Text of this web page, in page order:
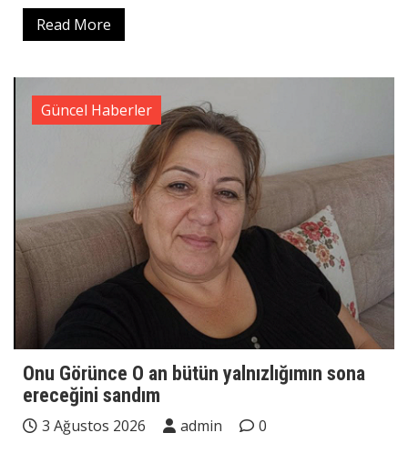
Read More
Güncel Haberler
Onu Görünce O an bütün yalnızlığımın sona
ereceğini sandım
3 Ağustos 2026 admin
0